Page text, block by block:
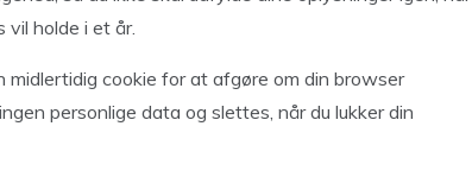
vil holde i et år.
midlertidig cookie for at afgøre om din browser
personlige data og slettes, når du lukker din